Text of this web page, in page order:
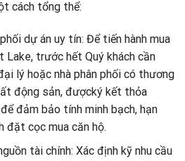
cách tổng thể:
dự án uy tín: Để tiến hành mua
Lake, trước hết Quý khách cần
lý hoặc nhà phân phối có thương
động sản, đượcký kết thỏa
đảm bảo tính minh bạch, hạn
đặt cọc mua căn hộ.
tài chính: Xác định kỹ nhu cầu